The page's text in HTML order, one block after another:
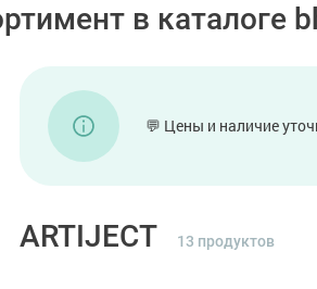
в каталоге
💬 Цены и наличие
ARTIJECT 13 продуктов